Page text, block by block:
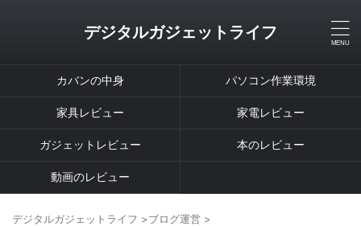
デジタルガジェットライフ
カバンの中身 パソコン作業環境
家具レビュー 家電レビュー
ガジェットレビュー 本のレビュー
動画のレビュー
デジタルガジェットライフ >ブログ運営 >